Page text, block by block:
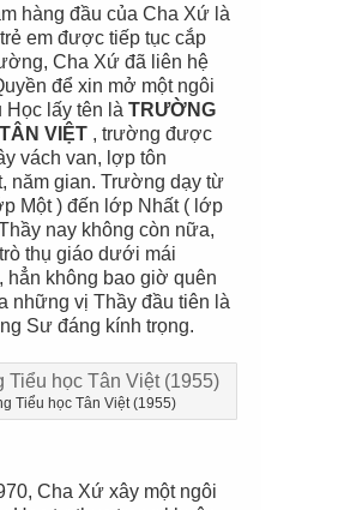
hàng đầu của Cha Xứ là
em được tiếp tục cắp
Cha Xứ đã liên hệ
để xin mở một ngôi
lấy tên là TRƯỜNG
VIỆT , trường được
vách van, lợp tôn
năm gian. Trường dạy từ
Một ) đến lớp Nhất ( lớp
nay không còn nữa,
thụ giáo dưới mái
không bao giờ quên
những vị Thầy đầu tiên là
Sư đáng kính trọng.
Tiểu học Tân Việt (1955)
Cha Xứ xây một ngôi